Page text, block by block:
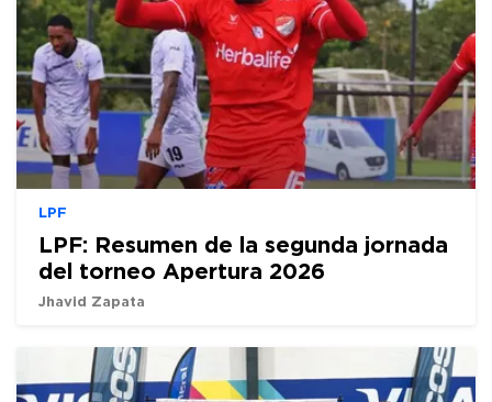
LPF
LPF: Resumen de la segunda jornada
del torneo Apertura 2026
Jhavid Zapata